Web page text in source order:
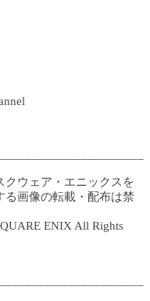
クウェア・エニックスを
る画像の転載・配布は禁
ENIX All Rights